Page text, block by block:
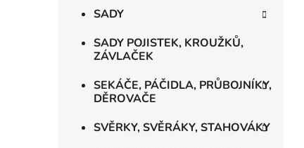
SADY
SADY POJISTEK, KROUŽKŮ,
ZÁVLAČEK
SEKÁČE, PÁČIDLA, PRŮBOJNÍKY,
DĚROVAČE
SVĚRKY, SVĚRÁKY, STAHOVÁKY